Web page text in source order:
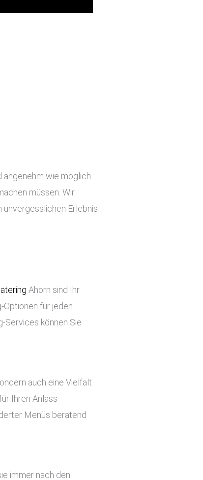
angenehm wie möglich
müssen. Wir
unvergesslichen Erlebnis
Ahorn sind Ihr
Optionen für jeden
Services können Sie
auch eine Vielfalt
Ihren Anlass
Menüs beratend
immer nach den